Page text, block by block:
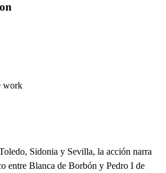
work
Sidonia y Sevilla, la acción narra
entre Blanca de Borbón y Pedro I de